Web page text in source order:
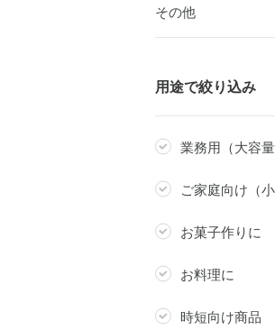
その他
用途で絞り込み
業務用（大容量
ご家庭向け（小
お菓子作りに
お料理に
時短向け商品